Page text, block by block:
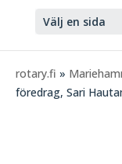
Välj en sida
rotary.fi »
föredrag, Sari